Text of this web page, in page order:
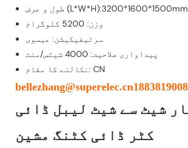
طول و عرض (L*W*H):3200*1600*1500mm
وزن: 5200 کلوگرام
سرٹیفیکیشن: عیسوی
پیداواری صلاحیت: 4000 شیٹس/منٹ
نکالنے کا مقام: CN
شیٹ سے شیٹ لیبل ڈائی
کٹر ڈائی کٹنگ مشین